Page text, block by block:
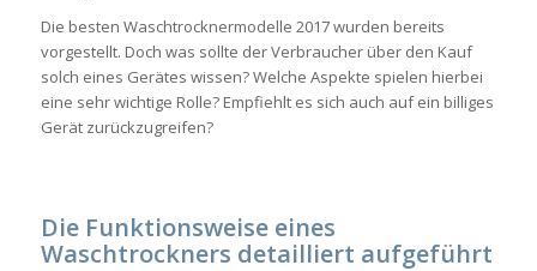
Die besten Waschtrocknermodelle 2017 wurden bereits
vorgestellt. Doch was sollte der Verbraucher über den Kauf
solch eines Gerätes wissen? Welche Aspekte spielen hierbei
eine sehr wichtige Rolle? Empfiehlt es sich auch auf ein billiges
Gerät zurückzugreifen?
Die Funktionsweise eines
Waschtrockners detailliert aufgeführt